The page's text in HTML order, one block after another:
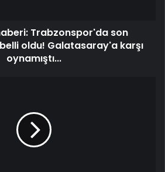
Trabzonspor'da son
oldu! Galatasaray'a karşı
oynamıştı...